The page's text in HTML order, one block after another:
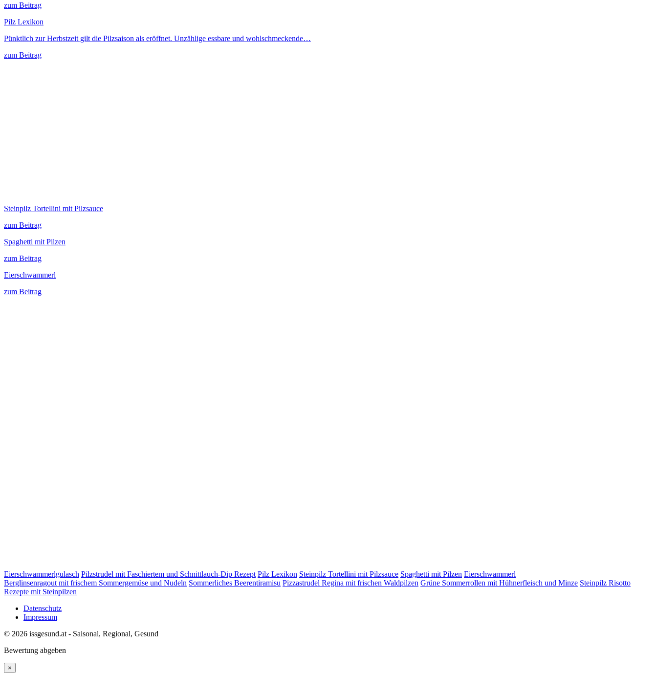
zum Beitrag
Pilz Lexikon
Pünktlich zur Herbstzeit gilt die Pilzsaison als eröffnet. Unzählige essbare und wohlschmeckende…
zum Beitrag
Steinpilz Tortellini mit Pilzsauce
zum Beitrag
Spaghetti mit Pilzen
zum Beitrag
Eierschwammerl
zum Beitrag
Eierschwammerlgulasch Pilzstrudel mit Faschiertem und Schnittlauch-Dip Rezept Pilz Lexikon Steinpilz Tortellini mit Pilzsauce Spaghetti mit Pilzen Eierschwammerl
Berglinsenragout mit frischem Sommergemüse und Nudeln Sommerliches Beerentiramisu Pizzastrudel Regina mit frischen Waldpilzen Grüne Sommerrollen mit Hühnerfleisch und Minze Steinpilz Risotto
Rezepte mit Steinpilzen
Datenschutz
Impressum
© 2026 issgesund.at - Saisonal, Regional, Gesund
Bewertung abgeben
×